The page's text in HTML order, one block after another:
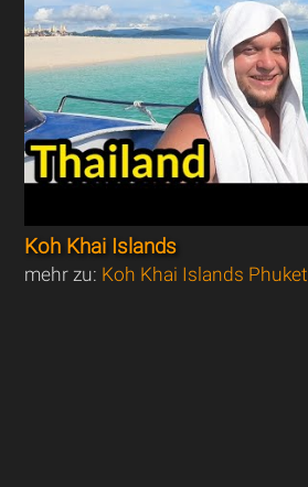
Koh Khai Islands
mehr zu: Koh Khai Islands Phuket